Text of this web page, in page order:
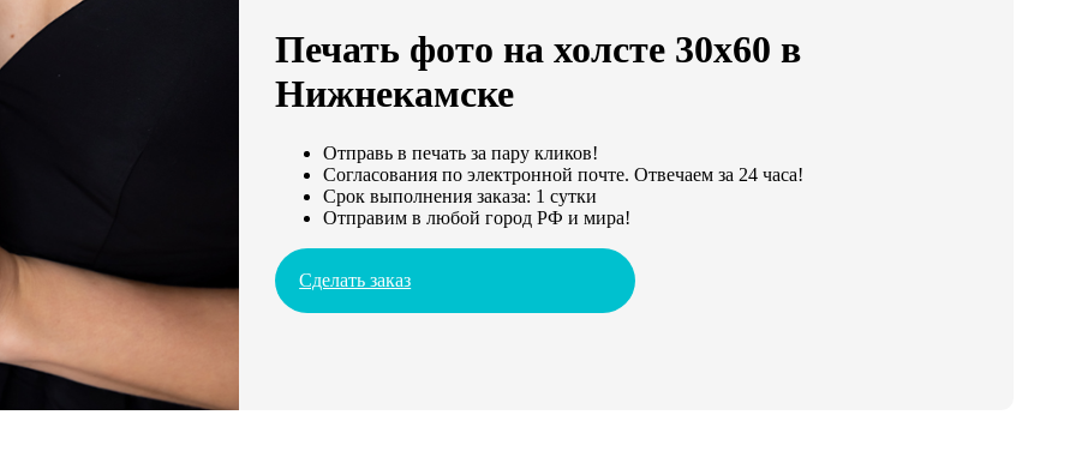
Печать фото на холсте 30х60 в
Нижнекамске
Отправь в печать за пару кликов!
Согласования по электронной почте. Отвечаем за 24 часа!
Срок выполнения заказа: 1 сутки
Отправим в любой город РФ и мира!
Сделать заказ